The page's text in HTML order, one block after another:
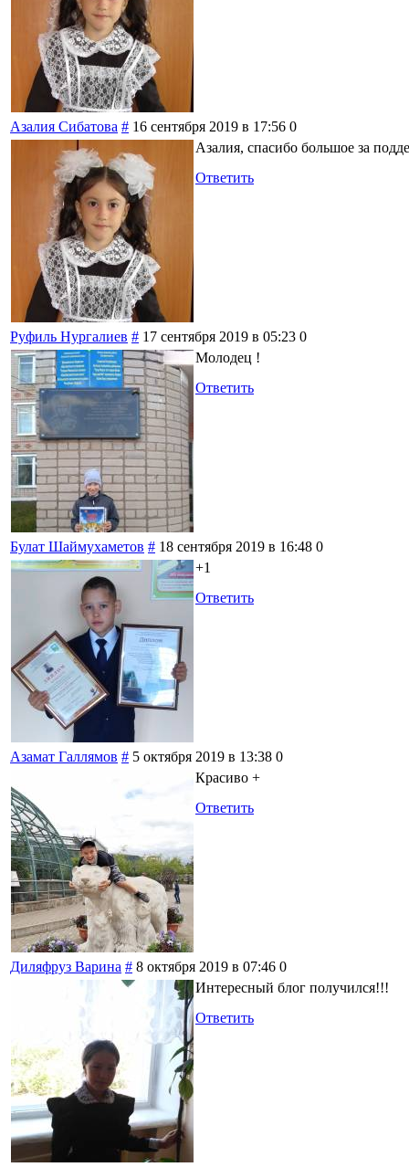
Азалия Сибатова # 16 сентября 2019 в 17:56 0
Азалия, спасибо большое за
Ответить
Руфиль Нургалиев # 17 сентября 2019 в 05:23 0
Молодец !
Ответить
Булат Шаймухаметов # 18 сентября 2019 в 16:48 0
+1
Ответить
Азамат Галлямов # 5 октября 2019 в 13:38 0
Красиво +
Ответить
Диляфруз Варина # 8 октября 2019 в 07:46 0
Интересный блог получился!!!
Ответить